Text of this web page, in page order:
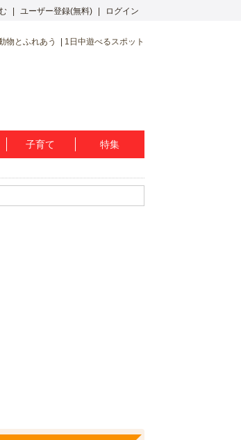
ユーザー登録(無料) ログイン
物とふれあう 1日中遊べるスポット
子育て 特集